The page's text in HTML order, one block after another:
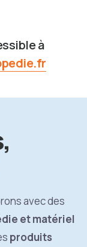
à
avec des
et matériel
produits